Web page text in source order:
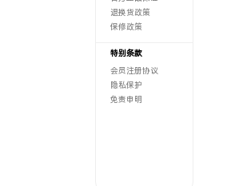
退换货政策
保修政策
特别条款
会员注册协议
隐私保护
免责申明